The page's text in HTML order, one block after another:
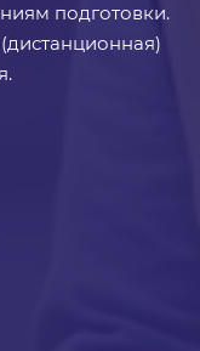
подготовки.